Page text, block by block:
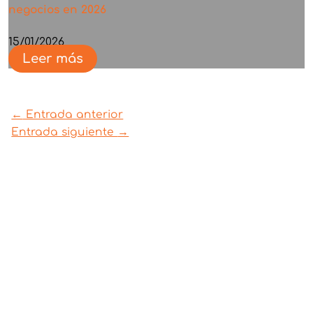
negocios en 2026
15/01/2026
Leer más
← Entrada anterior
Entrada siguiente →